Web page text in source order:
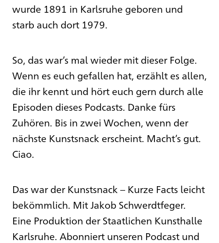
wurde 1891 in Karlsruhe geboren und
starb auch dort 1979.
So, das war’s mal wieder mit dieser Folge.
Wenn es euch gefallen hat, erzählt es allen,
die ihr kennt und hört euch gern durch alle
Episoden dieses Podcasts. Danke fürs
Zuhören. Bis in zwei Wochen, wenn der
nächste Kunstsnack erscheint. Macht’s gut.
Ciao.
Das war der Kunstsnack – Kurze Facts leicht
bekömmlich. Mit Jakob Schwerdtfeger.
Eine Produktion der Staatlichen Kunsthalle
Karlsruhe. Abonniert unseren Podcast und